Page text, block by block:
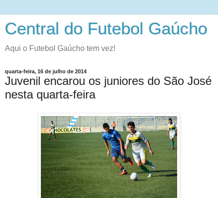
Central do Futebol Gaúcho
Aqui o Futebol Gaúcho tem vez!
quarta-feira, 16 de julho de 2014
Juvenil encarou os juniores do São José
nesta quarta-feira